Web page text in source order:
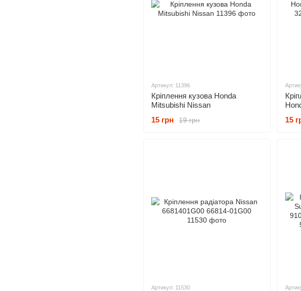
Артикул: 11396
Кріплення кузова Honda
Mitsubishi Nissan
19 грн
15 грн 15
Артикул: 11530